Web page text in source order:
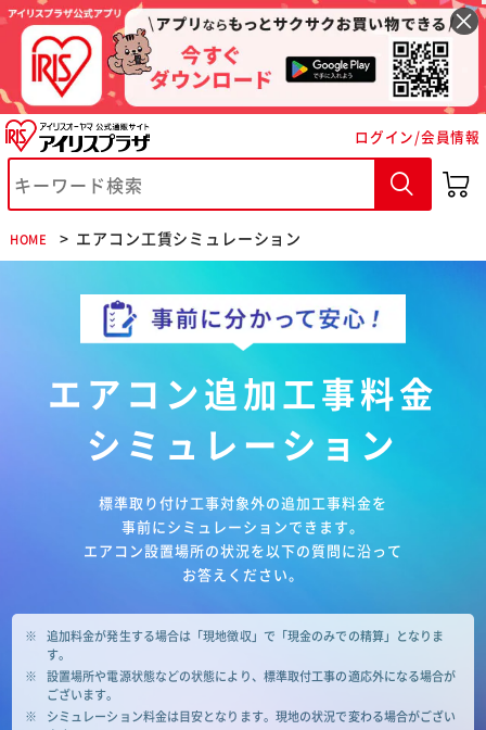
ログイン/会員情報
HOME エアコン工賃シミュレーション
エアコン追加工事料金
シミュレーション
標準取り付け工事対象外の追加工事料金を
事前にシミュレーションできます。
エアコン設置場所の状況を以下の質問に沿って
お答えください。
追加料金が発生する場合は「現地徴収」で「現金のみでの精算」となりま
す。
設置場所や電源状態などの状態により、標準取付工事の適応外になる場合が
ございます。
シミュレーション料金は目安となります。現地の状況で変わる場合がござい
※ご確認ください
カートに入れる 購入手続きへ